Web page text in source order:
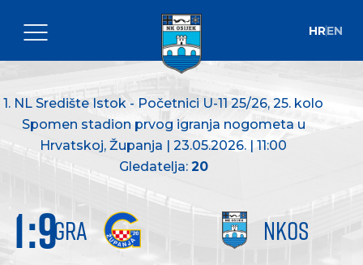
HREN
1. NL Središte Istok - Početnici U-11 25/26, 25. kolo
Spomen stadion prvog igranja nogometa u
Hrvatskoj, Županja | 23.05.2026. | 11:00
Gledatelja: 20
GRA NKOS
1:9